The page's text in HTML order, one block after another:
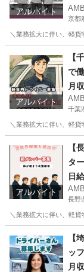
アルバイト
京都
＼業務拡大に伴い、軽
物
アルバイト
【
で
月
千葉
＼業務拡大に伴い、軽
物流
アルバイト
【
タ
日
長野
＼業務拡大に伴い、軽
【
ッ
月